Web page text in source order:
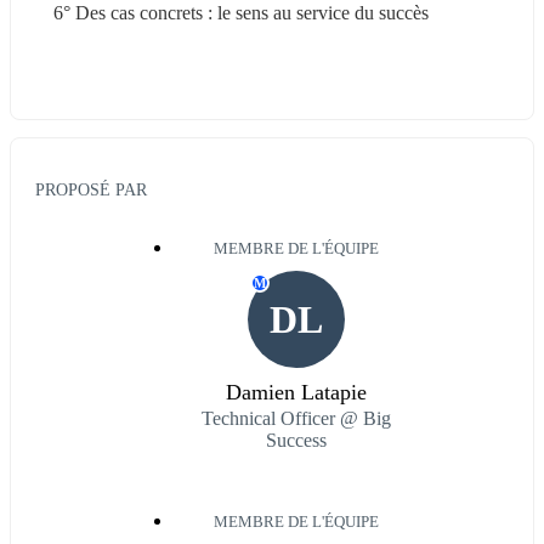
6° Des cas concrets : le sens au service du succès
PROPOSÉ PAR
MEMBRE DE L'ÉQUIPE
DL
M
Damien Latapie
Technical Officer @ Big
Success
MEMBRE DE L'ÉQUIPE